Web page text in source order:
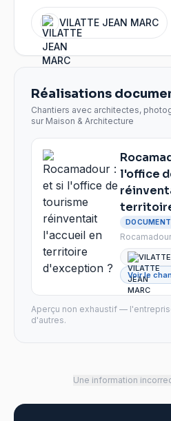
VILATTE JEAN MARC
Réalisations
Chantiers avec architectes,
sur Maison & Architecture
l'office
Voir le
Aperçu non exhaustif —
d'autres.
Une information